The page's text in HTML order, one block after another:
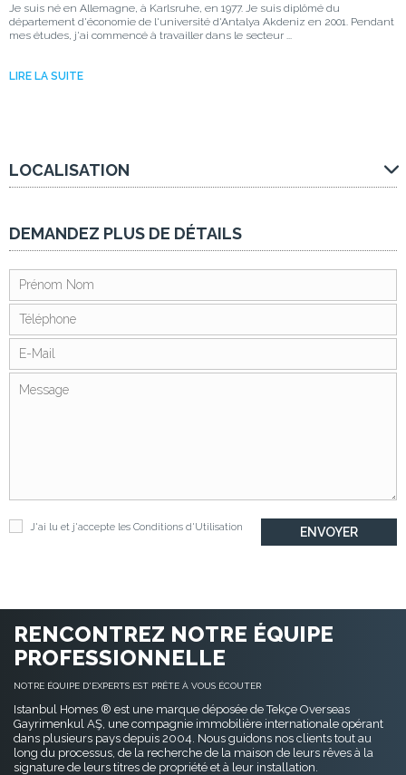
Je suis né en Allemagne, à Karlsruhe, en 1977. Je suis diplômé du
département d'économie de l'université d'Antalya Akdeniz en 2001. Pendant
mes études, j'ai commencé à travailler dans le secteur ...
LIRE LA SUITE
LOCALISATION
DEMANDEZ PLUS DE DÉTAILS
J'ai lu et j'accepte les Conditions d'Utilisation
RENCONTREZ NOTRE ÉQUIPE
PROFESSIONNELLE
NOTRE ÉQUIPE D'EXPERTS EST PRÊTE À VOUS ÉCOUTER
Istanbul Homes ® est une marque déposée de Tekçe Overseas
Gayrimenkul AŞ, une compagnie immobilière internationale opérant
dans plusieurs pays depuis 2004. Nous guidons nos clients tout au
long du processus, de la recherche de la maison de leurs rêves à la
signature de leurs titres de propriété et à leur installation.